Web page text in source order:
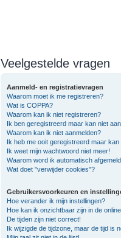
Veelgestelde vragen
Aanmeld- en registratievragen
Waarom moet ik me registreren?
Wat is COPPA?
Waarom kan ik niet registreren?
Ik ben geregistreerd maar kan niet
Waarom kan ik niet aanmelden?
Ik heb me ooit geregistreerd maar
Ik weet mijn wachtwoord niet meer!
Waarom word ik automatisch
Wat doet "verwijder cookies"?
Gebruikersvoorkeuren en
Hoe verander ik mijn instellingen?
Hoe kan ik onzichtbaar zijn in de
De tijden zijn niet correct!
Ik wijzigde de tijdzone, maar de tijd is